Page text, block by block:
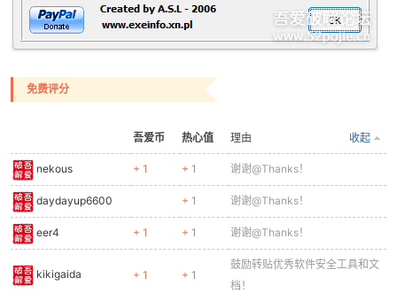
po
免费评分
吾爱币 热心值 收起
理由
nekous + 1 + 1 谢谢@Thanks！
daydayup6600 + 1 谢谢@Thanks！
eer4 + 1 + 1 谢谢@Thanks！
kikigaida + 1 + 1
鼓励转贴优秀软件安全工具和文
档！